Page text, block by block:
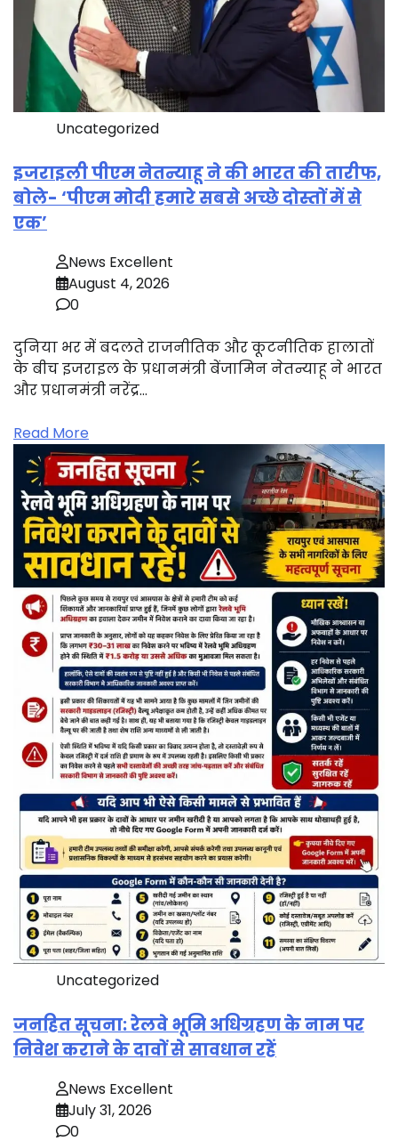
Uncategorized
इजराइली पीएम नेतन्याहू ने की भारत की तारीफ,
बोले- ‘पीएम मोदी हमारे सबसे अच्छे दोस्तों में से
एक’
News Excellent
August 4, 2026
0
दुनिया भर में बदलते राजनीतिक और कूटनीतिक हालातों
के बीच इजराइल के प्रधानमंत्री बेंजामिन नेतन्याहू ने भारत
और प्रधानमंत्री नरेंद्र…
Read More
Uncategorized
जनहित सूचना: रेलवे भूमि अधिग्रहण के नाम पर
निवेश कराने के दावों से सावधान रहें
News Excellent
July 31, 2026
0